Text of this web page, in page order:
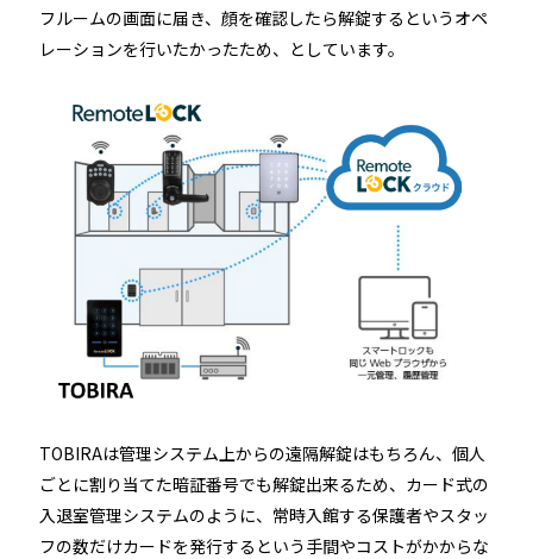
フルームの画面に届き、顔を確認したら解錠するというオペ
レーションを行いたかったため、としています。
TOBIRAは管理システム上からの遠隔解錠はもちろん、個人
ごとに割り当てた暗証番号でも解錠出来るため、カード式の
入退室管理システムのように、常時入館する保護者やスタッ
フの数だけカードを発行するという手間やコストがかからな